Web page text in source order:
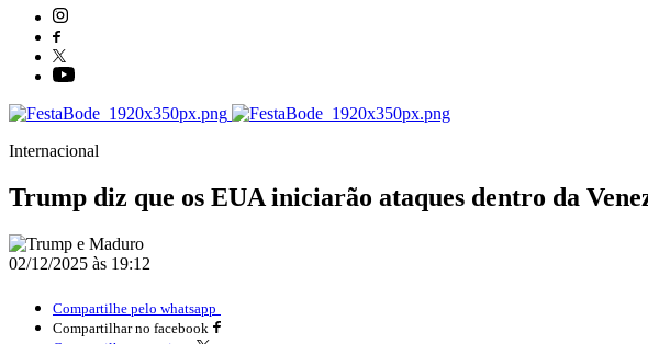
Internacional
Trump diz que os EUA iniciarão ataques dentro da
02/12/2025 às 19:12
Compartilhe pelo whatsapp
Compartilhar no facebook